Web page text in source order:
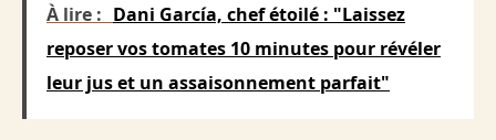
À lire : Dani García, chef étoilé : "Laissez
reposer vos tomates 10 minutes pour révéler
leur jus et un assaisonnement parfait"